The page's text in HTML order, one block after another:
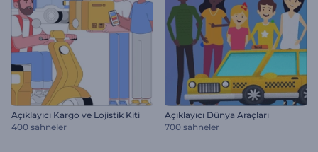
Açıklayıcı Kargo ve Lojistik Kiti
400 sahneler
Açıklayıcı Dünya Araçları
700 sahneler